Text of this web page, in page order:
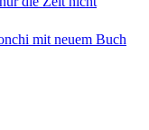
mit neuem Buch